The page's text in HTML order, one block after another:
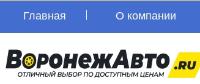
Главная О компании